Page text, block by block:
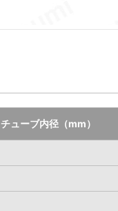
チューブ内径（mm）